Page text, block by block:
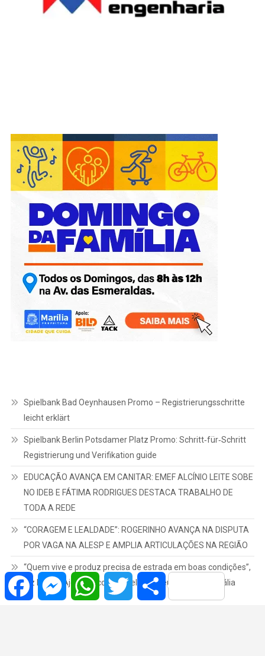
Spielbank Bad Oeynhausen Promo – Registrierungsschritte
leicht erklärt
Spielbank Berlin Potsdamer Platz Promo: Schritt‑für‑Schritt
Registrierung und Verifikation guide
EDUCAÇÃO AVANÇA EM CANITAR: EMEF ALCÍNIO LEITE SOBE
NO IDEB E FÁTIMA RODRIGUES DESTACA TRABALHO DE
TODA A REDE
“CORAGEM E LEALDADE”: ROGERINHO AVANÇA NA DISPUTA
POR VAGA NA ALESP E AMPLIA ARTICULAÇÕES NA REGIÃO
“Quem vive e produz precisa de estrada em boas condições”,
diz Dr. Elio Ajeka ao cobrar melhorias em Dirceu e Rosália
Facebook MessengerWhatsAppTwitter Share